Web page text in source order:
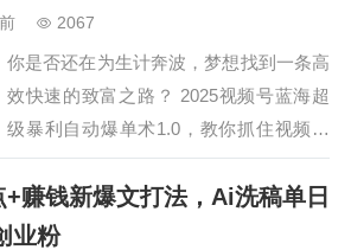
可以做到80-150的利润，并且单人操作5-
2067
你是否还在为生计奔波，梦想找到一条高
效快速的致富之路？ 2025视频号蓝海超
级暴利自动爆单术1.0，教你抓住视频号
的风口红利，实现轻松月入5-10万的理想
生活。只需学会核心技巧，发掘热点流
量，人人都可以成为出单高手！ 课程亮
赚钱新爆文打法，Ai洗稿单日
业粉